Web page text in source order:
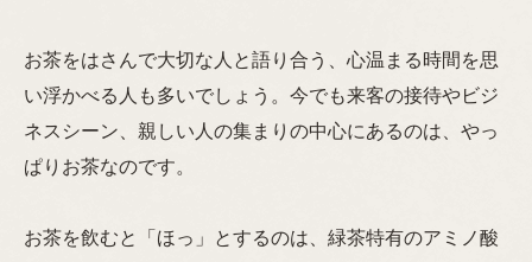
お茶をはさんで大切な人と語り合う、心温まる時間を思
い浮かべる人も多いでしょう。今でも来客の接待やビジ
ネスシーン、親しい人の集まりの中心にあるのは、やっ
ぱりお茶なのです。
お茶を飲むと「ほっ」とするのは、緑茶特有のアミノ酸